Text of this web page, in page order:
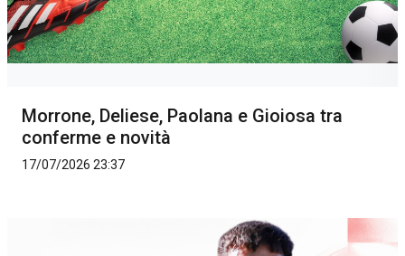
Morrone, Deliese, Paolana e Gioiosa tra
conferme e novità
17/07/2026 23:37